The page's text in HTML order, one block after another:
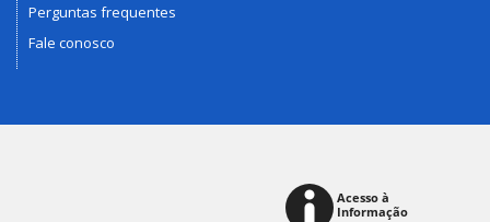
Perguntas frequentes
Fale conosco